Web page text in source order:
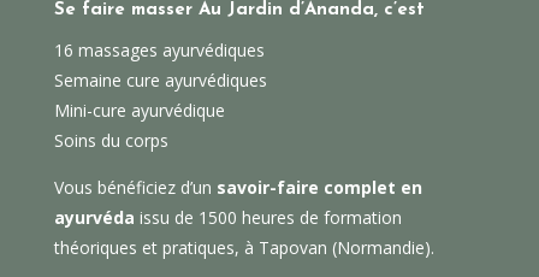
Se faire masser Au Jardin d’Ananda, c’est
16 massages ayurvédiques
Semaine cure ayurvédiques
Mini-cure ayurvédique
Soins du corps
Vous bénéficiez d’un savoir-faire complet en
ayurvéda issu de 1500 heures de formation
théoriques et pratiques, à Tapovan (Normandie).